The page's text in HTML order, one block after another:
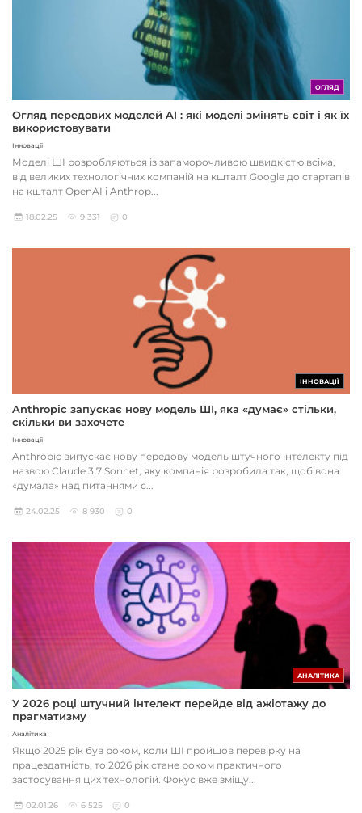
ОГЛЯД
Огляд передових моделей AI : які моделі змінять світ і як їх
використовувати
Інновації
Моделі ШІ розробляються із запаморочливою швидкістю всіма,
від великих технологічних компаній на кшталт Google до стартапів
на кшталт OpenAI і Anthrop...
18.02.25 9 331 0
ІННОВАЦІЇ
Anthropic запускає нову модель ШІ, яка «думає» стільки,
скільки ви захочете
Інновації
Anthropic випускає нову передову модель штучного інтелекту під
назвою Claude 3.7 Sonnet, яку компанія розробила так, щоб вона
«думала» над питаннями с...
24.02.25 8 930 0
АНАЛІТИКА
У 2026 році штучний інтелект перейде від ажіотажу до
прагматизму
Аналітика
Якщо 2025 рік був роком, коли ШІ пройшов перевірку на
працездатність, то 2026 рік стане роком практичного
застосування цих технологій. Фокус вже зміщу...
02.01.26 6 525 0